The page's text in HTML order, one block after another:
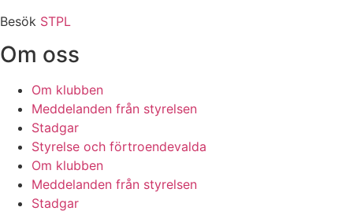
Besök STPL
Om oss
Om klubben
Meddelanden från styrelsen
Stadgar
Styrelse och förtroendevalda
Om klubben
Meddelanden från styrelsen
Stadgar